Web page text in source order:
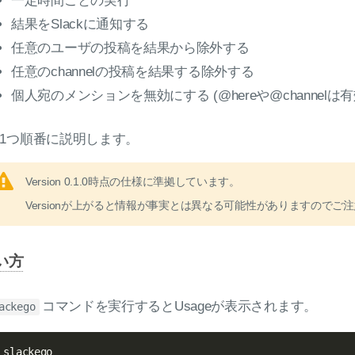
結果をSlackに通知する
任意のユーザの投稿を結果から除外する
任意のchannelの投稿を結果する除外する
個人宛のメンションを無効にする (@hereや@channelは
つ順番に説明します。
Version 0.1.0時点の仕様に準拠しています。
Versionが上がると情報が事実とは異なる可能性がありますのでご注
方
コマンドを実行するとUsageが表示されます。